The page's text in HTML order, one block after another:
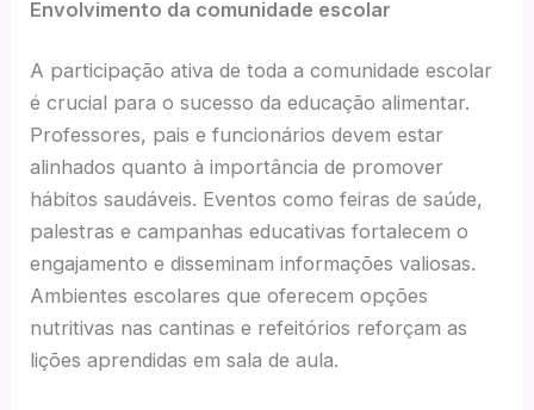
Envolvimento da comunidade escolar
A participação ativa de toda a comunidade escolar
é crucial para o sucesso da educação alimentar.
Professores, pais e funcionários devem estar
alinhados quanto à importância de promover
hábitos saudáveis. Eventos como feiras de saúde,
palestras e campanhas educativas fortalecem o
engajamento e disseminam informações valiosas.
Ambientes escolares que oferecem opções
nutritivas nas cantinas e refeitórios reforçam as
lições aprendidas em sala de aula.